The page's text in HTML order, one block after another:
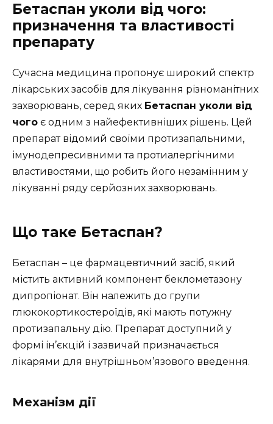
Бетаспан уколи від чого:
призначення та властивості
препарату
Сучасна медицина пропонує широкий спектр
лікарських засобів для лікування різноманітних
захворювань, серед яких Бетаспан уколи від
чого є одним з найефективніших рішень. Цей
препарат відомий своїми протизапальними,
імунодепресивними та протиалергічними
властивостями, що робить його незамінним у
лікуванні ряду серйозних захворювань.
Що таке Бетаспан?
Бетаспан – це фармацевтичний засіб, який
містить активний компонент беклометазону
дипропіонат. Він належить до групи
глюкокортикостероїдів, які мають потужну
протизапальну дію. Препарат доступний у
формі ін’єкцій і зазвичай призначається
лікарями для внутрішньом’язового введення.
Механізм дії